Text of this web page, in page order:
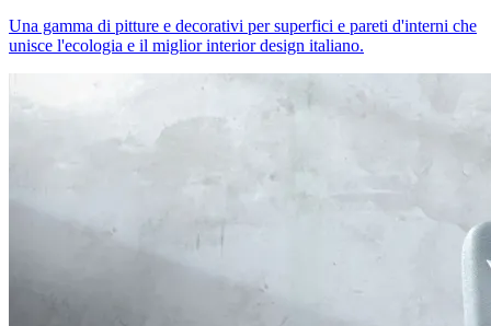
Una gamma di pitture e decorativi per superfici e pareti d'interni che
unisce l'ecologia e il miglior interior design italiano.